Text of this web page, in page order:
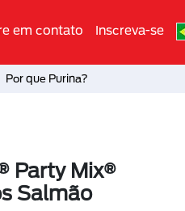
em contato Inscreva-se
Por que Purina?
Party Mix®
Salmão